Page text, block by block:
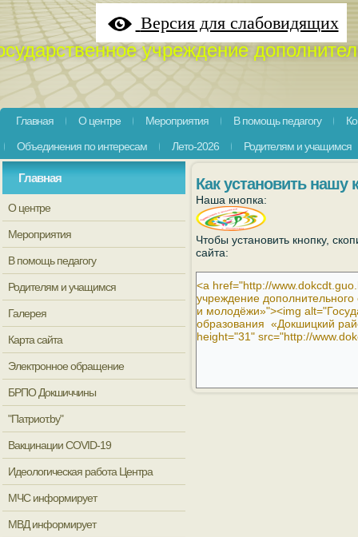
Версия для слабовидящих
учреждение
Главная О центре Мероприятия В помощь педагогу
Объединения по интересам
Лето-2026 Родителям и учащимся
Главная
О центре
Мероприятия
В помощь педагогу
Родителям и учащимся
Галерея
Карта сайта
Электронное обращение
БРПО Докшиччины
"Патриот.by"
Вакцинации COVID-19
Идеологическая работа Центра
МЧС информирует
МВД информирует
Как установить нашу
Наша кнопка:
Чтобы установить кнопку,
сайта: